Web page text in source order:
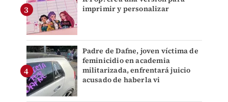
imprimir y personalizar
Padre de Dafne, joven víctima de
feminicidio en academia
militarizada, enfrentará juicio
acusado de haberla vi